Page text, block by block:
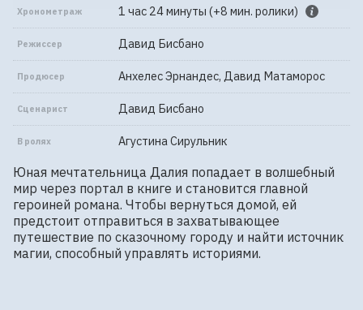
Хронометраж 1 час 24 минуты (+8 мин. ролики)
Режиссер Давид Бисбано
Продюсер Анхелес Эрнандес, Давид Матаморос
Сценарист Давид Бисбано
В ролях Агустина Сирульник
Юная мечтательница Далия попадает в волшебный
мир через портал в книге и становится главной
героиней романа. Чтобы вернуться домой, ей
предстоит отправиться в захватывающее
путешествие по сказочному городу и найти источник
магии, способный управлять историями.